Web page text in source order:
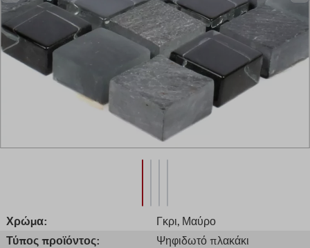
Χρώμα: Γκρι, Μαύρο
Τύπος προϊόντος:
Ψηφιδωτό πλακάκι